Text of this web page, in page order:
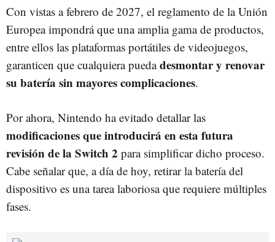
Con vistas a febrero de 2027, el reglamento de la Unión
Europea impondrá que una amplia gama de productos,
entre ellos las plataformas portátiles de videojuegos,
garanticen que cualquiera puedadesmontar y renovar
su batería sin mayores complicaciones.
Por ahora, Nintendo ha evitado detallar las
modificaciones que introducirá en esta futura
revisión de la Switch 2 para simplificar dicho proceso.
Cabe señalar que, a día de hoy, retirar la batería del
dispositivo es una tarea laboriosa que requiere múltiples
fases.